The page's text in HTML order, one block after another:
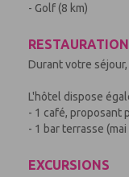
- Golf (8 km)
RESTAURATION
Durant votre
L'hôtel dispose
- 1 café, proposant
- 1 bar terrasse
EXCURSIONS